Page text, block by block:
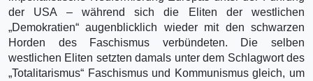
der USA – während sich die Eliten der westlichen
„Demokratien“ augenblicklich wieder mit den schwarzen
Horden des Faschismus verbündeten. Die selben
westlichen Eliten setzten damals unter dem Schlagwort des
„Totalitarismus“ Faschismus und Kommunismus gleich, um